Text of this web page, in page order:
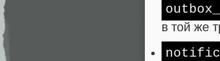
в той же